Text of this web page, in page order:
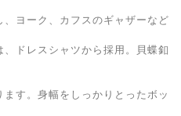
ヨーク、カフスのギャザーなど
ドレスシャツから採用。貝蝶釦
す。身幅をしっかりとったボッ